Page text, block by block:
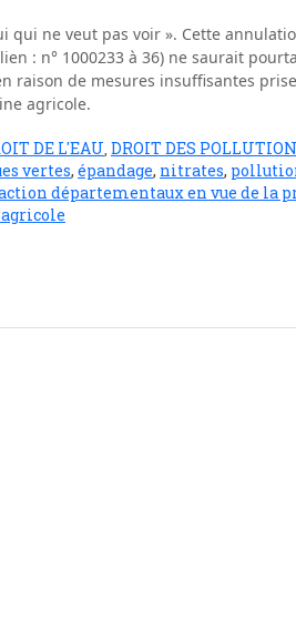
qui ne veut pas voir ». Cette
: n° 1000233 à 36) ne saurait
raison de mesures insuffisantes
agricole.
DE L'EAU DROIT DES
vertes, épandage, nitrates,
départementaux en vue de la